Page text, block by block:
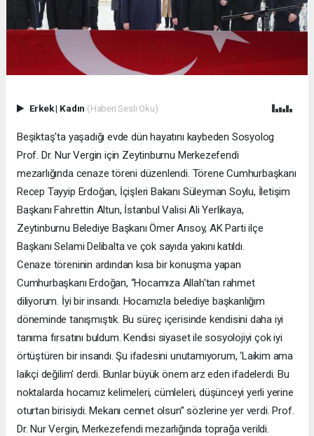
Erkek| Kadın (Haberi Sesli Oku)
Beşiktaş'ta yaşadığı evde dün hayatını kaybeden Sosyolog
Prof. Dr. Nur Vergin için Zeytinburnu Merkezefendi
mezarlığında cenaze töreni düzenlendi. Törene Cumhurbaşkanı
Recep Tayyip Erdoğan, İçişleri Bakanı Süleyman Soylu, İletişim
Başkanı Fahrettin Altun, İstanbul Valisi Ali Yerlikaya,
Zeytinburnu Belediye Başkanı Ömer Arısoy, AK Parti ilçe
Başkanı Selami Delibalta ve çok sayıda yakını katıldı.
Cenaze töreninin ardından kısa bir konuşma yapan
Cumhurbaşkanı Erdoğan, “Hocamıza Allah'tan rahmet
diliyorum. İyi bir insandı. Hocamızla belediye başkanlığım
döneminde tanışmıştık. Bu süreç içerisinde kendisini daha iyi
tanıma fırsatını buldum. Kendisi siyaset ile sosyolojiyi çok iyi
örtüştüren bir insandı. Şu ifadesini unutamıyorum, ‘Laikim ama
laikçi değilim' derdi. Bunlar büyük önem arz eden ifadelerdi. Bu
noktalarda hocamız kelimeleri, cümleleri, düşünceyi yerli yerine
oturtan birisiydi. Mekanı cennet olsun” sözlerine yer verdi. Prof.
Dr. Nur Vergin, Merkezefendi mezarlığında toprağa verildi.